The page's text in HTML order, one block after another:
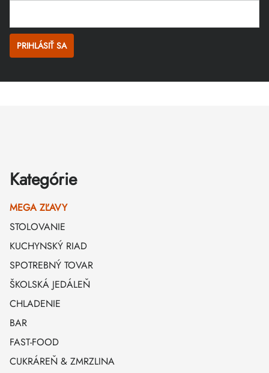
PRIHLÁSIŤ SA
Kategórie
MEGA ZĽAVY
STOLOVANIE
KUCHYNSKÝ RIAD
SPOTREBNÝ TOVAR
ŠKOLSKÁ JEDÁLEŇ
CHLADENIE
BAR
FAST-FOOD
CUKRÁREŇ & ZMRZLINA